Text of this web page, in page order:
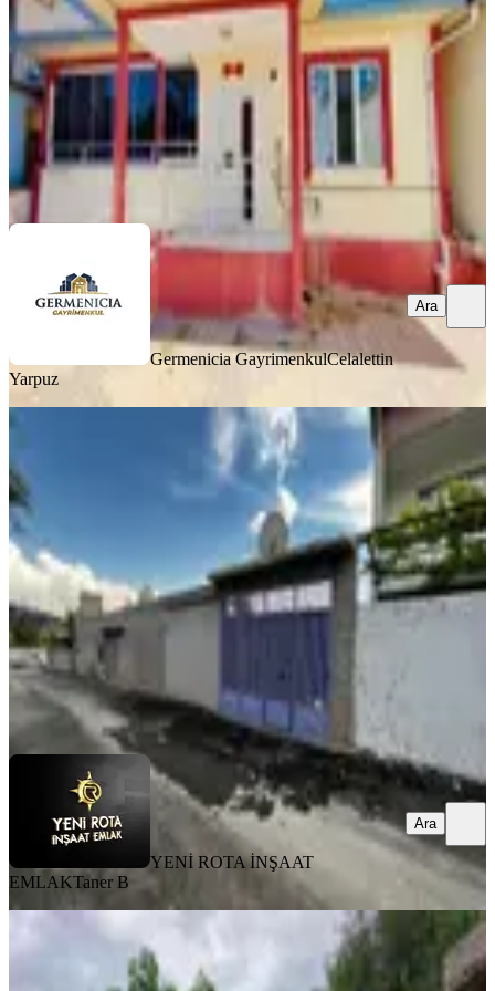
2+1·135 m²·01.08.2026
4.250.000 ₺
Germenicia GayrimenkulCelalettin Yarpuz
Ara
Germenicia GayrimenkulCelalettin
Yarpuz
Ara
BALKONLU
Yeni Rota'dan Yavuz Selim Mh.
Satılık Tek Katlı Müstakil Ev
Dulkadiroğlu, Yavuz Selim Mahallesi
31.07.2026
3.700.000 ₺
YENİ ROTA İNŞAAT EMLAK
Ara
YENİ ROTA İNŞAAT
EMLAKTaner B
Ara
MANZARALI
Yıldırım Emlak'tan Kayabaşı
Kanlıdere Civarı 2 Katlı Müstakil Ev